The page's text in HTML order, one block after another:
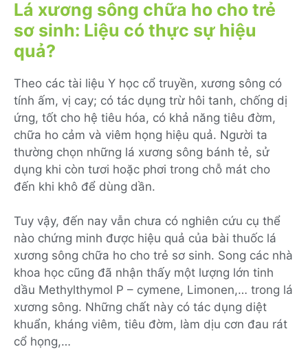
Lá xương sông chữa ho cho trẻ
sơ sinh: Liệu có thực sự hiệu
quả?
Theo các tài liệu Y học cổ truyền, xương sông có
tính ấm, vị cay; có tác dụng trừ hôi tanh, chống dị
ứng, tốt cho hệ tiêu hóa, có khả năng tiêu đờm,
chữa ho cảm và viêm họng hiệu quả. Người ta
thường chọn những lá xương sông bánh tẻ, sử
dụng khi còn tươi hoặc phơi trong chỗ mát cho
đến khi khô để dùng dần.
Tuy vậy, đến nay vẫn chưa có nghiên cứu cụ thể
nào chứng minh được hiệu quả của bài thuốc lá
xương sông chữa ho cho trẻ sơ sinh. Song các nhà
khoa học cũng đã nhận thấy một lượng lớn tinh
dầu Methylthymol P – cymene, Limonen,… trong lá
xương sông. Những chất này có tác dụng diệt
khuẩn, kháng viêm, tiêu đờm, làm dịu cơn đau rát
cổ họng,…